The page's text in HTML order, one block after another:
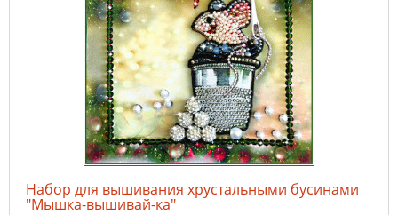
Набор для вышивания хрустальными бусинами
"Мышка-вышивай-ка"